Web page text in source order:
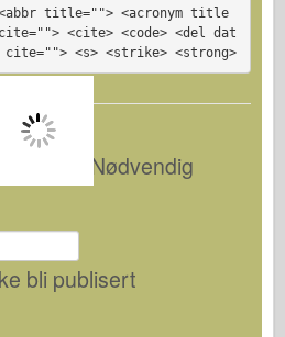
title=""> <acronym title
<cite> <code> <del dat
cite=""> <s> <strike> <strong>
Nødvendig
bli publisert